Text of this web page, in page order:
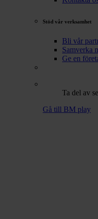
Stöd vår verksamhet
Bli vår
Samverka
Ge en
Ta del av
Gå till BM play